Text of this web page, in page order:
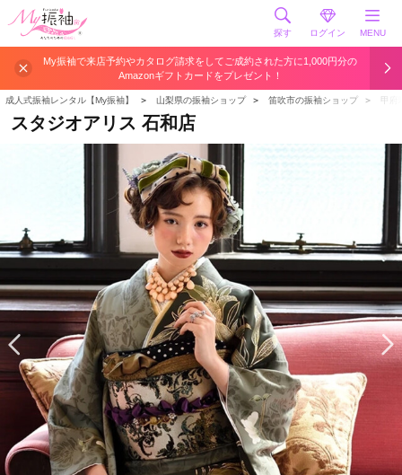
探す ログイン MENU
My振袖で来店予約やカタログ請求をしてご成約された方に1,000円分の
Amazonギフトカードをプレゼント！
成人式振袖レンタル【My振袖】 ＞ 山梨県の振袖ショップ ＞ 笛吹市の振袖ショップ ＞ 甲府
スタジオアリス 石和店